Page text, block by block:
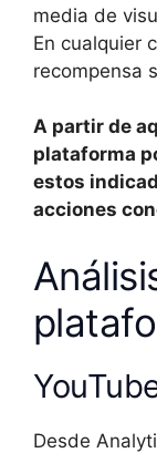
media de
En cualquier
recompensa
A partir de
plataforma
estos
acciones
Desde